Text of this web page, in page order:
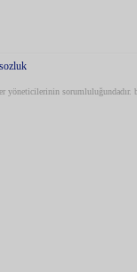
sorumluluğundadır.